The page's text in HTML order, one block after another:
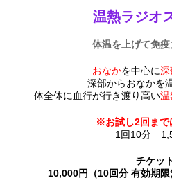
温熱ラジオ
体温を上げて免疫
おなかを中心に深
深部からおなかを
体全体に血行が行き渡り高い温
※お試し2回ま
1回10分
チケッ
10,000円（10回分 有効期